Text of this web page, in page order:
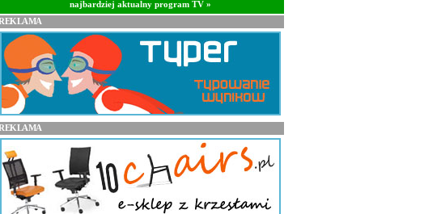
najbardziej aktualny program TV »